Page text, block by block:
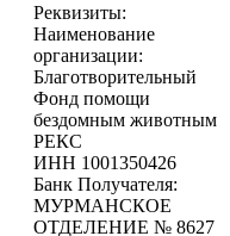
Реквизиты:
Наименование
организации:
Благотворительный
Фонд помощи
бездомным животным
РЕКС
ИНН 1001350426
Банк Получателя:
МУРМАНСКОЕ
ОТДЕЛЕНИЕ № 8627